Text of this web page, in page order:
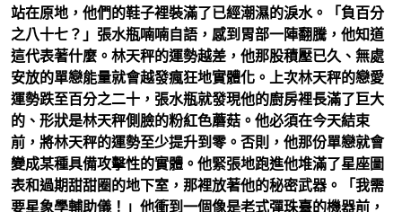
站在原地，他們的鞋子裡裝滿了已經潮濕的淚水。「負百分
之八十七？」張水瓶喃喃自語，感到胃部一陣翻騰，他知道
這代表著什麼。林天秤的運勢越差，他那股積壓已久、無處
安放的單戀能量就會越發瘋狂地實體化。上次林天秤的戀愛
運勢跌至百分之二十，張水瓶就發現他的廚房裡長滿了巨大
的、形狀是林天秤側臉的粉紅色蘑菇。他必須在今天結束
前，將林天秤的運勢至少提升到零。否則，他那份單戀就會
變成某種具備攻擊性的實體。他緊張地跑進他堆滿了星座圖
表和過期甜甜圈的地下室，那裡放著他的秘密武器。「我需
要星象學輔助儀！」他衝到一個像是老式彈珠臺的機器前，